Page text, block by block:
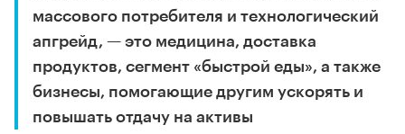
массового потребителя и технологический
апгрейд, — это медицина, доставка
продуктов, сегмент «быстрой еды», а также
бизнесы, помогающие другим ускорять и
повышать отдачу на активы